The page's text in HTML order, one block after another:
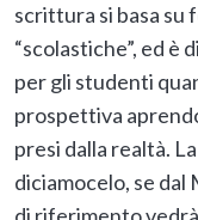
scrittura si basa
“scolastiche”, ed è
per gli studenti
prospettiva
presi dalla realtà.
diciamocelo, se